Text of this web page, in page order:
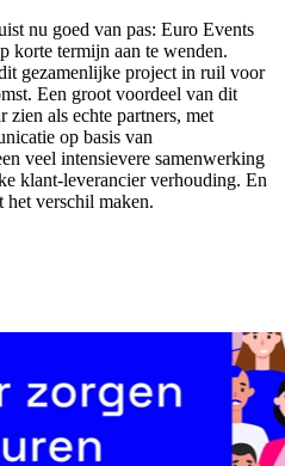
nu goed van pas: Euro Events
korte termijn aan te wenden.
gezamenlijke project in ruil voor
Een groot voordeel van dit
zien als echte partners, met
op basis van
veel intensievere samenwerking
klant-leverancier verhouding. En
het verschil maken.